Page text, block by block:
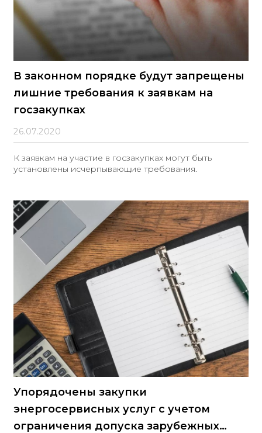
В законном порядке будут запрещены
лишние требования к заявкам на
госзакупках
26.07.2020
К заявкам на участие в госзакупках могут быть
установлены исчерпывающие требования.
Упорядочены закупки
энергосервисных услуг с учетом
ограничения допуска зарубежных